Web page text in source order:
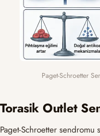
Paget-Schroetter
Torasik Outlet
Paget-Schroetter sendromu